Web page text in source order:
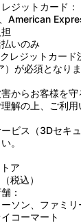
ジットカード：
American
いのみ
レジットカー
）が必須となり
からお客様を守
解の上、ご利
ビス（3Dセキ
。
ア
税込）
：
ソン、ファミ
コーマート